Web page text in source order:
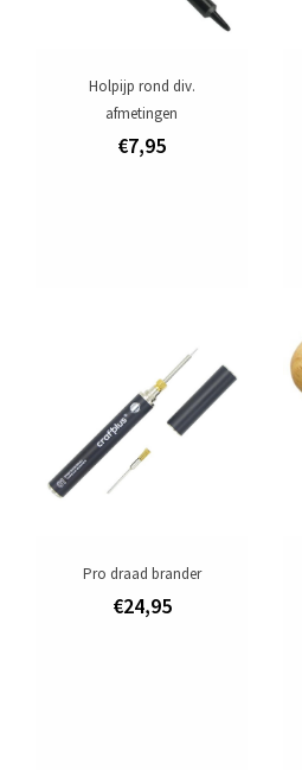
Holpijp rond div.
afmetingen
€7,95
Pro draad brander
€24,95